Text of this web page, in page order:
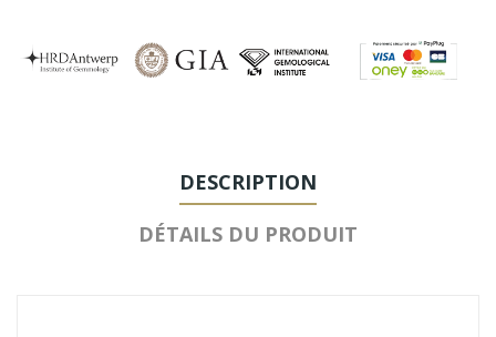
DESCRIPTION
DÉTAILS DU PRODUIT